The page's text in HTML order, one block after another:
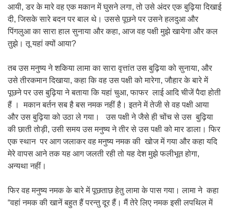
आयी, डर के मारे वह एक मकान में घुसने लगा, तो उसे अंदर एक बुढ़िया दिखाई
दी, जिसके सारे बदन पर बाल थे। उससे पूछने पर उसने हलदुआ और
पिंगलुआ का सारा हाल सुनाया और कहा, आज वह पक्षी मुझे खायेगा और कल
तुझे। तू यहां क्यों आया?
तब उस मनुष्य ने शकिया लामा का सारा वृत्तांत उस बुढ़िया को सुनाया, और
उसे तीरकमान दिखाया, कहा कि वह उस पक्षी को मारेगा, जौहार के बारे में
पूछने पर उस बुढ़िया ने बताया कि यहां चुआ, फाफर लाई आदि चीजें पैदा होती
हैं । मकान बर्तन सब है बस नमक नहीं है। इतने में तेजी से वह पक्षी आया
और उस बुढ़िया को उठा ले गया। उस पक्षी ने जैसे ही चोंच से उस बुढ़िया
की छाती तोड़ी, उसी समय उस मनुष्य ने तीर से उस पक्षी को मार डाला। फिर
एक स्थान पर आग जलाकर वह मनुष्य नमक की खोज में गया और कहा यदि
मेरे वापस आने तक यह आग जलती रही तो यह देश मुझे फलीभूत होगा,
अन्यथा नहीं।
फिर वह मनुष्य नमक के बारे में पूछताछ हेतु लामा के पास गया। लामा ने कहा
“वहां नमक की खानें बहुत हैं परन्तु दूर हैं। मैं तेरे लिए नमक इसी लपथिल में